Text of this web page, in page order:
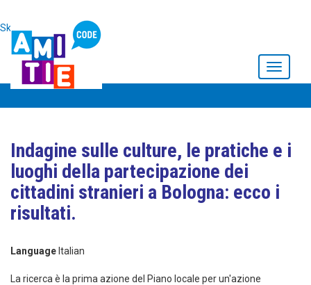
Skip to main content
Toggle
Indagine sulle culture, le pratiche e i
luoghi della partecipazione dei
cittadini stranieri a Bologna: ecco i
risultati.
Language Italian
La ricerca è la prima azione del Piano locale per un'azione